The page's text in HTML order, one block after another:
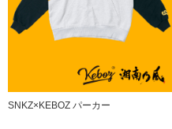
SNKZ×KEBOZ パーカー